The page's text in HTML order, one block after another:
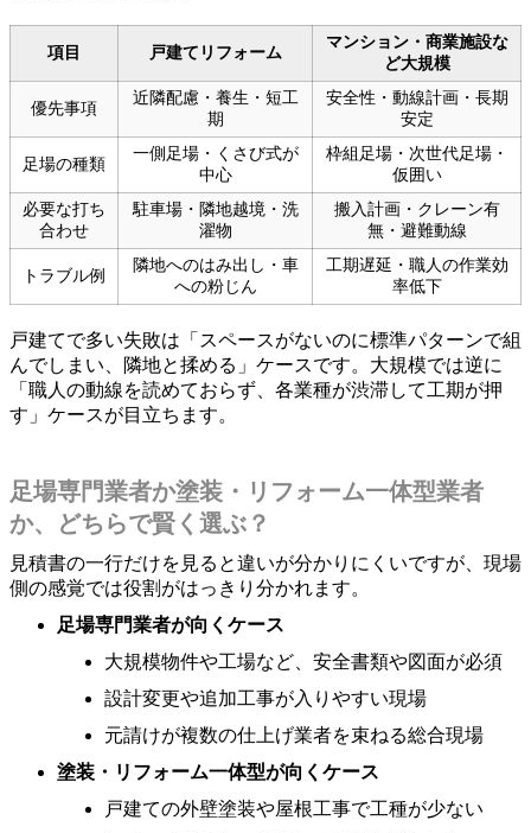
項目 戸建てリフォーム
マンション・商業施設な
ど大規模
優先事項
近隣配慮・養生・短工
期
安全性・動線計画・長期
安定
足場の種類
一側足場・くさび式が
中心
枠組足場・次世代足場・
仮囲い
必要な打ち
合わせ
駐車場・隣地越境・洗
濯物
搬入計画・クレーン有
無・避難動線
トラブル例
隣地へのはみ出し・車
への粉じん
工期遅延・職人の作業効
率低下
戸建てで多い失敗は「スペースがないのに標準パターンで組
んでしまい、隣地と揉める」ケースです。大規模では逆に
「職人の動線を読めておらず、各業種が渋滞して工期が押
す」ケースが目立ちます。
足場専門業者か塗装・リフォーム一体型業者
か、どちらで賢く選ぶ？
見積書の一行だけを見ると違いが分かりにくいですが、現場
側の感覚では役割がはっきり分かれます。
足場専門業者が向くケース
大規模物件や工場など、安全書類や図面が必須
設計変更や追加工事が入りやすい現場
元請けが複数の仕上げ業者を束ねる総合現場
塗装・リフォーム一体型が向くケース
戸建ての外壁塗装や屋根工事で工種が少ない